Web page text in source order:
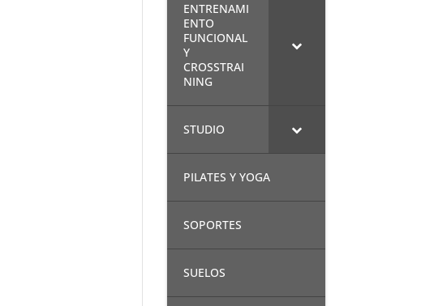
ENTRENAMI
ENTO
FUNCIONAL
Y
CROSSTRAI
NING
STUDIO
PILATES Y YOGA
SOPORTES
SUELOS